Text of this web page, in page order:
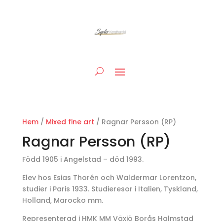
Hem/ Mixed fine art / Ragnar Persson (RP)
Ragnar Persson (RP)
Född 1905 i Angelstad – död 1993.
Elev hos Esias Thorén och Waldermar Lorentzon,
studier i Paris 1933. Studieresor i Italien, Tyskland,
Holland, Marocko mm.
Representerad i HMK MM Växjö Borås Halmstad